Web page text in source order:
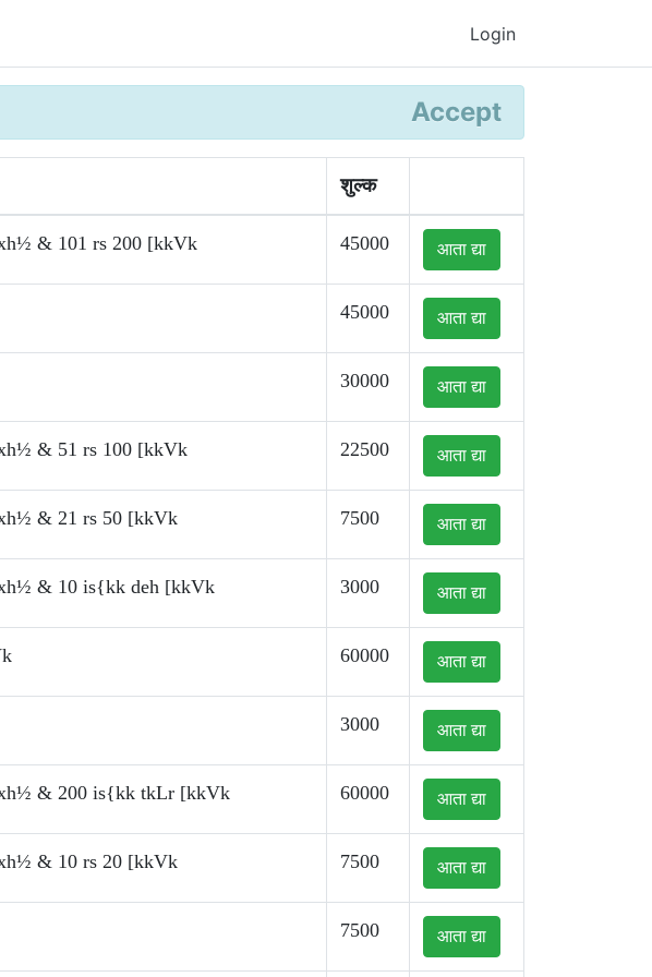
Login
Accept
शुल्क
& 101 rs 200 [kkVk 45000 आता द्या
45000 आता द्या
30000 आता द्या
& 51 rs 100 [kkVk 22500 आता द्या
& 21 rs 50 [kkVk 7500 आता द्या
& 10 is{kk deh [kkVk 3000 आता द्या
60000 आता द्या
3000 आता द्या
& 200 is{kk tkLr [kkVk 60000 आता द्या
& 10 rs 20 [kkVk 7500 आता द्या
7500 आता द्या